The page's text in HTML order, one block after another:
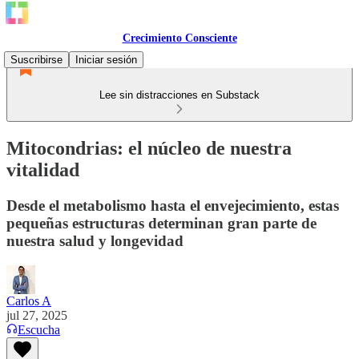
Crecimiento Consciente
Suscribirse
Iniciar sesión
Lee sin distracciones en Substack
Mitocondrias: el núcleo de nuestra
vitalidad
Desde el metabolismo hasta el envejecimiento, estas
pequeñas estructuras determinan gran parte de
nuestra salud y longevidad
Carlos A
jul 27, 2025
Escucha